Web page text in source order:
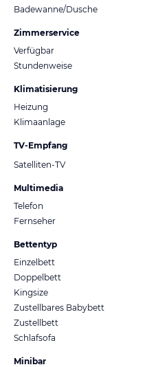
Badewanne/Dusche
Zimmerservice
Verfügbar
Stundenweise
Klimatisierung
Heizung
Klimaanlage
TV-Empfang
Satelliten-TV
Multimedia
Telefon
Fernseher
Bettentyp
Einzelbett
Doppelbett
Kingsize
Zustellbares Babybett
Zustellbett
Schlafsofa
Minibar